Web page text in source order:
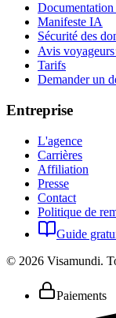
Manifeste IA
Sécurité des
Avis voyageurs
Tarifs
Demander un
Entreprise
L'agence
Carrières
Affiliation
Presse
Contact
Politique de
Guide
© 2026 Visamundi.
Paiements